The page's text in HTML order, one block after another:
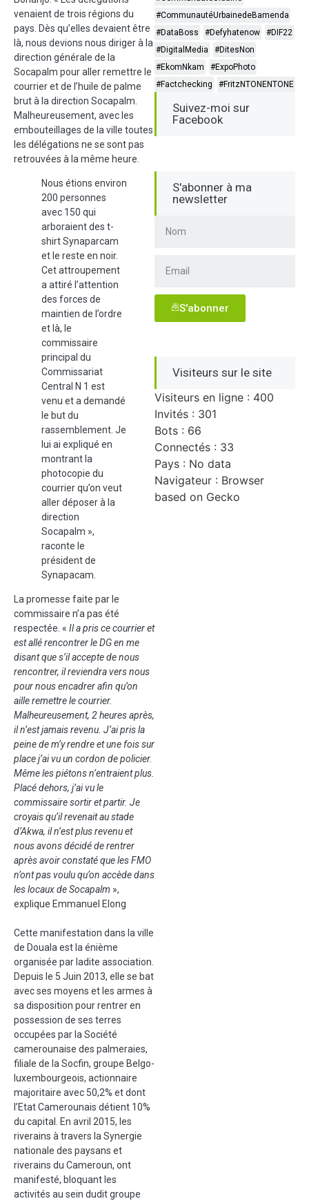
venaient de trois régions du
pays. Dès qu’elles devaient être
là, nous devions nous diriger à la
direction générale de la
Socapalm pour aller remettre le
courrier et de l’huile de palme
brut à la direction Socapalm.
Malheureusement, avec les
embouteillages de la ville toutes
les délégations ne se sont pas
retrouvées à la même heure.
Nous étions environ
200 personnes
avec 150 qui
arboraient des t-
shirt Synaparcam
et le reste en noir.
Cet attroupement
a attiré l’attention
des forces de
maintien de l’ordre
et là, le
commissaire
principal du
Commissariat
Central N 1 est
venu et a demandé
le but du
rassemblement. Je
lui ai expliqué en
montrant la
photocopie du
courrier qu’on veut
aller déposer à la
direction
Socapalm »,
raconte le
président de
Synapacam.
La promesse faite par le
commissaire n’a pas été
respectée. « Il a pris ce courrier et
est allé rencontrer le DG en me
disant que s’il accepte de nous
rencontrer, il reviendra vers nous
pour nous encadrer afin qu’on
aille remettre le courrier.
Malheureusement, 2 heures après,
il n’est jamais revenu. J’ai pris la
peine de m’y rendre et une fois sur
place j’ai vu un cordon de policier.
Même les piétons n’entraient plus.
Placé dehors, j’ai vu le
commissaire sortir et partir. Je
croyais qu’il revenait au stade
d’Akwa, il n’est plus revenu et
nous avons décidé de rentrer
après avoir constaté que les FMO
n’ont pas voulu qu’on accède dans
les locaux de Socapalm »,
explique Emmanuel Elong
Cette manifestation dans la ville
de Douala est la énième
organisée par ladite association.
Depuis le 5 Juin 2013, elle se bat
avec ses moyens et les armes à
sa disposition pour rentrer en
possession de ses terres
occupées par la Société
camerounaise des palmeraies,
filiale de la Socfin, groupe Belgo-
luxembourgeois, actionnaire
majoritaire avec 50,2% et dont
l’Etat Camerounais détient 10%
du capital. En avril 2015, les
riverains à travers la Synergie
nationale des paysans et
riverains du Cameroun, ont
manifesté, bloquant les
activités au sein dudit groupe
#CommunautéUrbainedeBamenda
#DataBoss
#Defyhatenow
#DIF22
#DigitalMedia
#DitesNon
#EkomNkam
#ExpoPhoto
#Factchecking
#FritzNTONENTONE
Suivez-moi sur
Facebook
S'abonner à ma
newsletter
S'abonner
Visiteurs sur le site
Visiteurs en ligne : 400
Invités : 301
Bots : 66
Connectés : 33
Pays : No data
Navigateur : Browser
based on Gecko